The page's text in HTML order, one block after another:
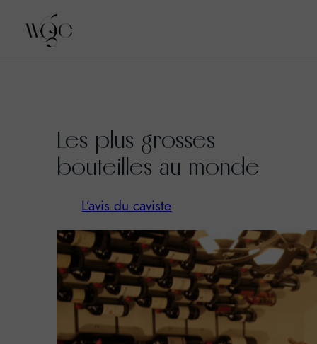
Les plus grosses
bouteilles au monde
L’avis du caviste